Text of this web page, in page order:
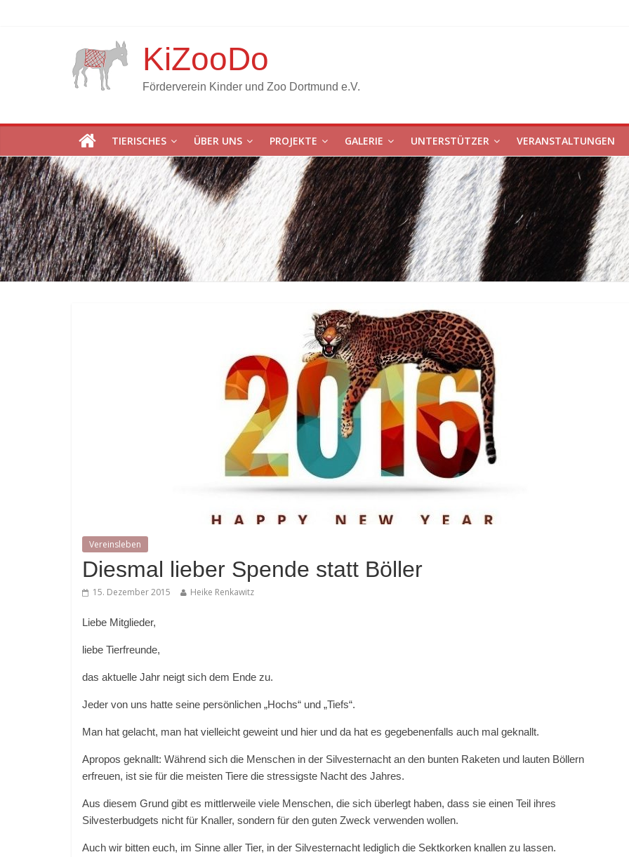
KiZooDo
Förderverein Kinder und Zoo Dortmund e.V.
TIERISCHES ÜBER UNS PROJEKTE GALERIE UNTERSTÜTZER VERANSTALTUNGEN
Vereinsleben
Diesmal lieber Spende statt Böller
15. Dezember 2015 Heike Renkawitz
Liebe Mitglieder,
liebe Tierfreunde,
das aktuelle Jahr neigt sich dem Ende zu.
Jeder von uns hatte seine persönlichen „Hochs“ und „Tiefs“.
Man hat gelacht, man hat vielleicht geweint und hier und da hat es gegebenenfalls auch mal geknallt.
Apropos geknallt: Während sich die Menschen in der Silvesternacht an den bunten Raketen und lauten Böllern
erfreuen, ist sie für die meisten Tiere die stressigste Nacht des Jahres.
Aus diesem Grund gibt es mittlerweile viele Menschen, die sich überlegt haben, dass sie einen Teil ihres
Silvesterbudgets nicht für Knaller, sondern für den guten Zweck verwenden wollen.
Auch wir bitten euch, im Sinne aller Tier, in der Silvesternacht lediglich die Sektkorken knallen zu lassen.